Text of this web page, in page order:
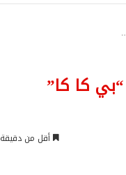
“بي كا كا”
أقل من دقيقة